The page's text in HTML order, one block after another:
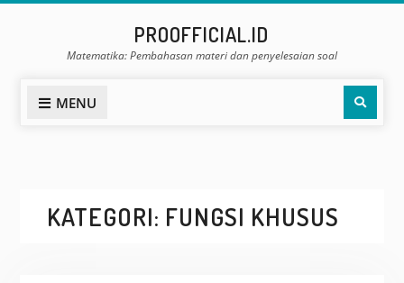
PROOFFICIAL.ID
Matematika: Pembahasan materi dan penyelesaian soal
MENU
KATEGORI: FUNGSI KHUSUS